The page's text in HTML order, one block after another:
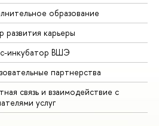
образование
развития карьеры
инкубатор ВШЭ
партнерства
связь и взаимодействие с
услуг